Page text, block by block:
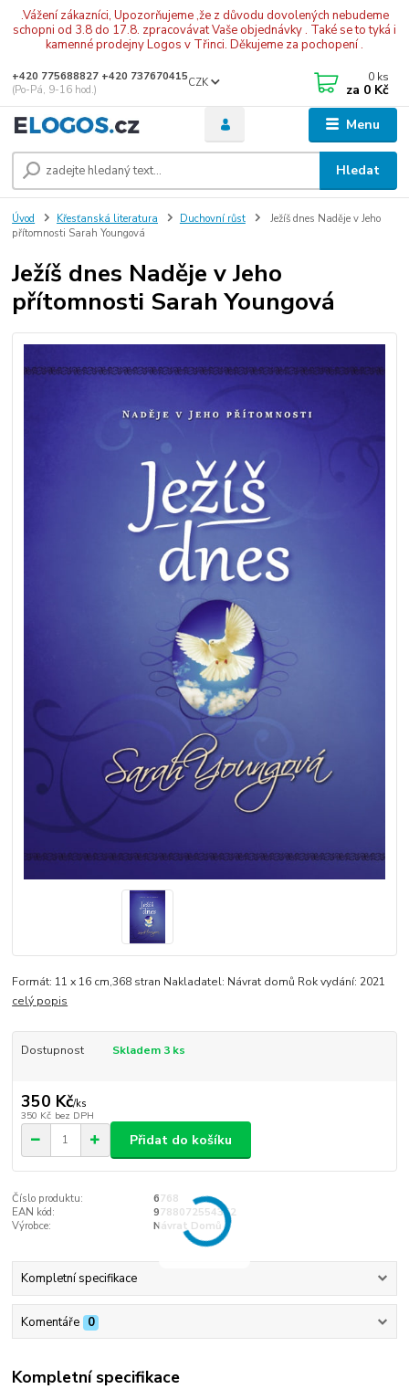
.Vážení zákazníci, Upozorňujeme ,že z důvodu dovolených nebudeme
schopni od 3.8 do 17.8. zpracovávat Vaše objednávky . Také se to tyká i
kamenné prodejny Logos v Třinci. Děkujeme za pochopení .
Menu
CZK
Hledat
+420 775688827 +420 737670415
(Po-Pá, 9-16 hod.)
0 ks
za 0 Kč
Úvod Křesťanská literatura Duchovní růst
Ježíš dnes Naděje v Jeho
přítomnosti Sarah Youngová
Ježíš dnes Naděje v Jeho
přítomnosti Sarah Youngová
Formát: 11 x 16 cm,368 stran Nakladatel: Návrat domů Rok vydání: 2021
celý popis
Dostupnost Skladem 3 ks
350 Kč/ks
350 Kč bez DPH
Přidat do košíku
Číslo produktu:
6768
EAN kód:
9788072554362
Výrobce:
Návrat Domů
Kompletní specifikace
Komentáře 0
Kompletní specifikace